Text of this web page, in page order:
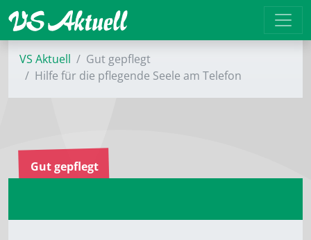
VS Aktuell
Gut gepflegt
Hilfe für die pflegende Seele am ­Telefon
Gut gepflegt